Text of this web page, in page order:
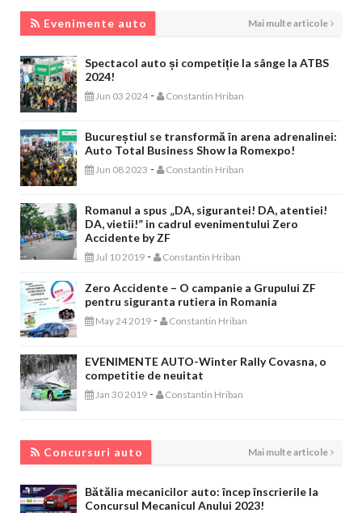
Evenimente auto Mai multe articole
Spectacol auto și competiție la sânge la ATBS
2024!
Jun 03 2024 - Constantin Hriban
Bucureștiul se transformă în arena adrenalinei:
Auto Total Business Show la Romexpo!
Jun 08 2023 - Constantin Hriban
Romanul a spus „DA, sigurantei! DA, atentiei!
DA, vietii!” in cadrul evenimentului Zero
Accidente by ZF
Jul 10 2019 - Constantin Hriban
Zero Accidente – O campanie a Grupului ZF
pentru siguranta rutiera in Romania
May 24 2019 - Constantin Hriban
EVENIMENTE AUTO-Winter Rally Covasna, o
competitie de neuitat
Jan 30 2019 - Constantin Hriban
Concursuri auto Mai multe articole
Bătălia mecanicilor auto: încep înscrierile la
Concursul Mecanicul Anului 2023!